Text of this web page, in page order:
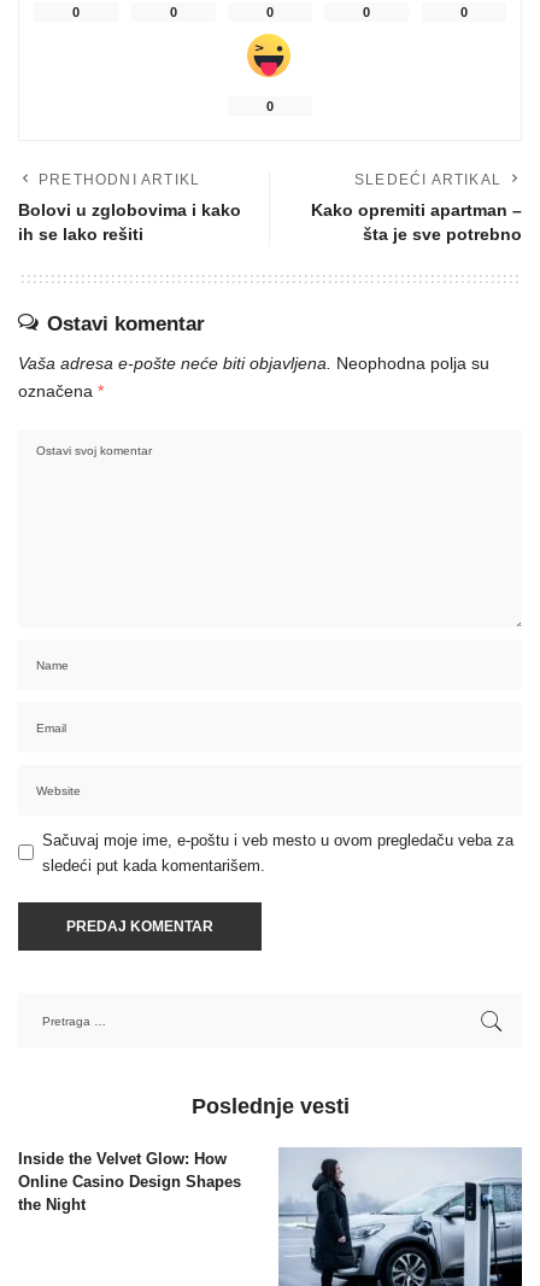
0 0 0 0 0
0
PRETHODNI ARTIKL
Bolovi u zglobovima i kako
ih se lako rešiti
SLEDEĆI ARTIKAL
Kako opremiti apartman –
šta je sve potrebno
Ostavi komentar
Vaša adresa e-pošte neće biti objavljena.
Neophodna polja su
označena *
Sačuvaj moje ime, e-poštu i veb mesto u ovom pregledaču veba za
sledeći put kada komentarišem.
Poslednje vesti
Inside the Velvet Glow: How
Online Casino Design Shapes
the Night